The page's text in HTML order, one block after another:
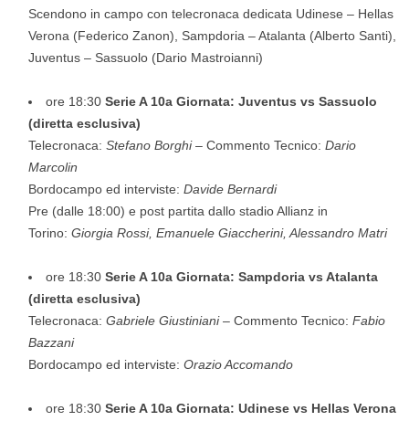
Scendono in campo con telecronaca dedicata Udinese – Hellas
Verona (Federico Zanon), Sampdoria – Atalanta (Alberto Santi),
Juventus – Sassuolo (Dario Mastroianni)
ore 18:30 Serie A 10a Giornata: Juventus vs Sassuolo
(diretta esclusiva)
Telecronaca: Stefano Borghi– Commento Tecnico: Dario
Marcolin
Bordocampo ed interviste: Davide Bernardi
Pre (dalle 18:00) e post partita dallo stadio Allianz in
Torino: Giorgia Rossi, Emanuele Giaccherini, Alessandro Matri
ore 18:30 Serie A 10a Giornata: Sampdoria vs Atalanta
(diretta esclusiva)
Telecronaca: Gabriele Giustiniani– Commento Tecnico: Fabio
Bazzani
Bordocampo ed interviste: Orazio Accomando
ore 18:30 Serie A 10a Giornata: Udinese vs Hellas Verona